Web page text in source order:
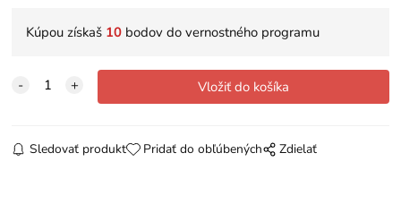
Kúpou získaš 10 bodov do vernostného programu
Sledovať produkt Pridať do obľúbených Zdielať